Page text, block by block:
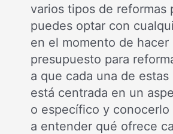
varios tipos de reformas
puedes optar con
en el momento de hacer
presupuesto para
a que cada una de estas
está centrada en un
o específico y conocerlo
a entender qué ofrece